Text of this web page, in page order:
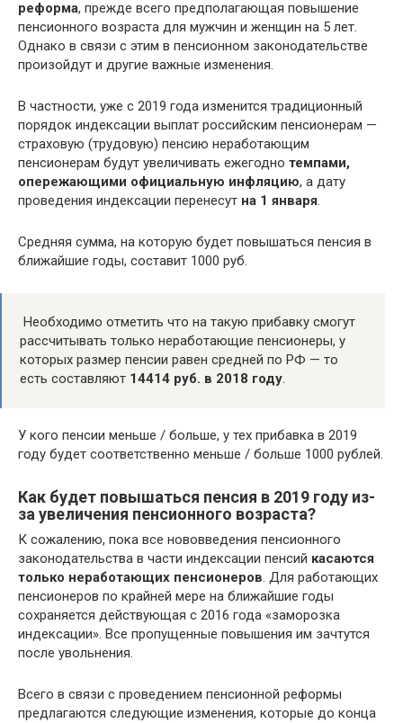
реформа, прежде всего предполагающая повышение
пенсионного возраста для мужчин и женщин на 5 лет.
Однако в связи с этим в пенсионном законодательстве
произойдут и другие важные изменения.
В частности, уже с 2019 года изменится традиционный
порядок индексации выплат российским пенсионерам —
страховую (трудовую) пенсию неработающим
пенсионерам будут увеличивать ежегодно темпами,
опережающими официальную инфляцию, а дату
проведения индексации перенесут на 1 января.
Средняя сумма, на которую будет повышаться пенсия в
ближайшие годы, составит 1000 руб.
Необходимо отметить что на такую прибавку смогут
рассчитывать только неработающие пенсионеры, у
которых размер пенсии равен средней по РФ — то
есть составляют 14414 руб. в 2018 году.
У кого пенсии меньше / больше, у тех прибавка в 2019
году будет соответственно меньше / больше 1000 рублей.
Как будет повышаться пенсия в 2019 году из-
за увеличения пенсионного возраста?
К сожалению, пока все нововведения пенсионного
законодательства в части индексации пенсий касаются
только неработающих пенсионеров. Для работающих
пенсионеров по крайней мере на ближайшие годы
сохраняется действующая с 2016 года «заморозка
индексации». Все пропущенные повышения им зачтутся
после увольнения.
Всего в связи с проведением пенсионной реформы
предлагаются следующие изменения, которые до конца